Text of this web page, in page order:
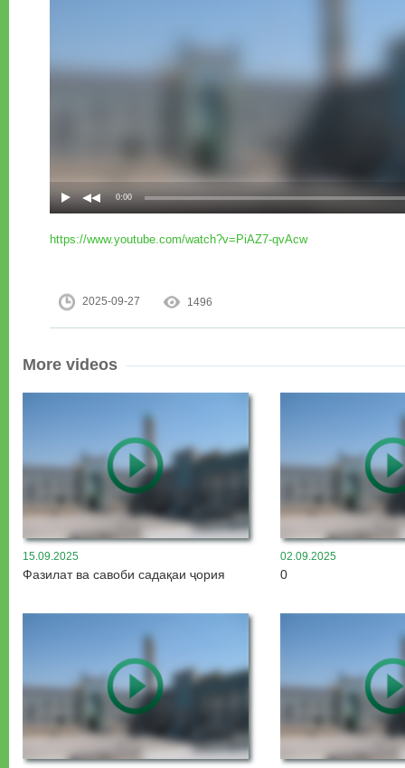
https://www.youtube.com/watch?v=PiAZ7-qvAcw
2025-09-27 1496
More videos
15.09.2025
Фазилат ва савоби садақаи ҷория
02.09.2025
0